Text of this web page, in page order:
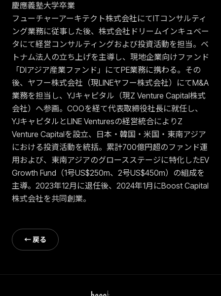
慶應義塾大学卒業
フューチャーアーキテクト株式会社にてITコンサルティ
ング業務に従事した後、株式会社ドリームインキュベー
タにて経営コンサルティングおよび投資活動を担当。ベ
トナム法人の立ち上げを主導し、現地企業向けファンド
「DIアジア産業ファンド」にてPE業務に携わる。その
後、ヤフー株式会社（現LINEヤフー株式会社）にてM&A
業務を担当し、YJキャピタル（現Z Venture Capital株式
会社）へ参画。COOを経て代表取締役社長に就任し、
YJキャピタルとLINE Venturesの経営統合によりZ
Venture Capitalを設立、日本・韓国・米国・東南アジア
における投資活動を統括。累計700億円超のファンド運
用および、東南アジアのグロースステージに特化したEV
Growth Fund（1号US$250m、2号US$450m）の組成を
主導。2023年12月に退任後、2024年1月にBoost Capital
株式会社を共同創業。
← 戻る